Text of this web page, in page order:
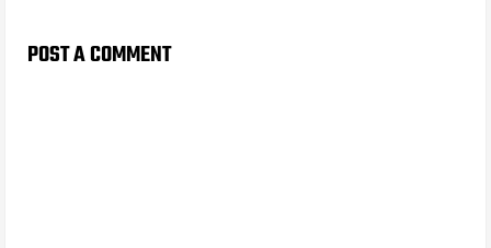
POST A COMMENT